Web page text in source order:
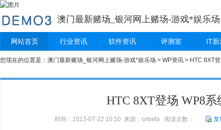
澳门最新赌场_银河网上赌场-游戏*娱乐场
网站首页 行业资讯 软件资讯 评测室 IT
您现在的位置是： 澳门最新赌场_银河网上赌场-游戏*娱乐场 > WP资讯 > HTC 8XT
HTC 8XT登场 WP8系
时间：2013-07-22 10:10 来源：cnbeta 阅读次数： 复